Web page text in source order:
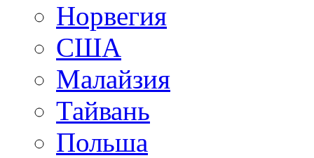
Норвегия
США
Малайзия
Тайвань
Польша